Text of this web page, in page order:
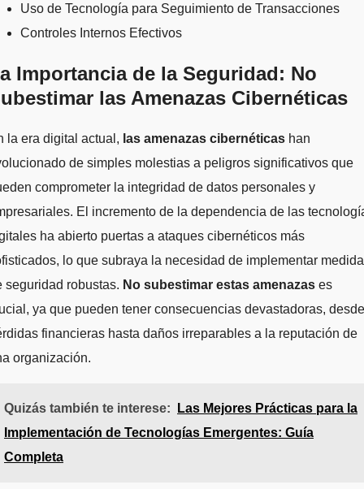
Uso de Tecnología para Seguimiento de Transacciones
Controles Internos Efectivos
Importancia de la Seguridad: No
las Amenazas Cibernéticas
la era digital actual, las amenazas cibernéticas han
de simples molestias a peligros significativos que
comprometer la integridad de datos personales y
El incremento de la dependencia de las
ha abierto puertas a ataques cibernéticos más
lo que subraya la necesidad de implementar
seguridad robustas. No subestimar estas amenazas es
ya que pueden tener consecuencias devastadoras, desde
financieras hasta daños irreparables a la reputación de
organización.
Quizás también te interese:
Las Mejores Prácticas para la
Implementación de Tecnologías Emergentes: Guía
Completa